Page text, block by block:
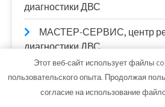
диагностики ДВС
МАСТЕР-СЕРВИС, центр
диагностики ДВС
МАСТЕР-СЕРВИС, центр
Этот веб-сайт использует файлы
пользовательского опыта. Продолжая
согласие на использование